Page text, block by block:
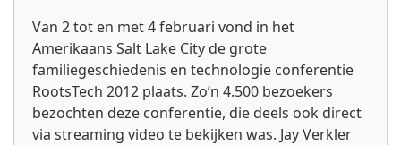
Van 2 tot en met 4 februari vond in het
Amerikaans Salt Lake City de grote
familiegeschiedenis en technologie conferentie
RootsTech 2012 plaats. Zo’n 4.500 bezoekers
bezochten deze conferentie, die deels ook direct
via streaming video te bekijken was. Jay Verkler